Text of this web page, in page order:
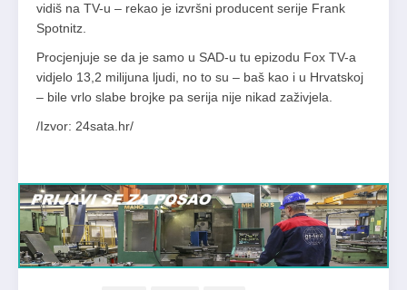
vidiš na TV-u – rekao je izvršni producent serije Frank
Spotnitz.
Procjenjuje se da je samo u SAD-u tu epizodu Fox TV-a
vidjelo 13,2 milijuna ljudi, no to su – baš kao i u Hrvatskoj
– bile vrlo slabe brojke pa serija nije nikad zaživjela.
/Izvor: 24sata.hr/